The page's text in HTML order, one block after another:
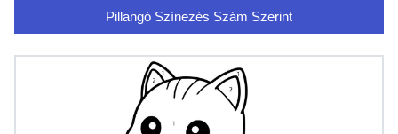
Pillangó Színezés Szám Szerint